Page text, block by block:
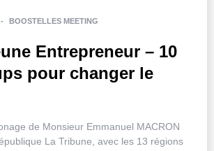
- BOOSTELLES MEETING
Entrepreneur – 10
pour changer le
de Monsieur Emmanuel MACRON
La Tribune, avec les 13 régions